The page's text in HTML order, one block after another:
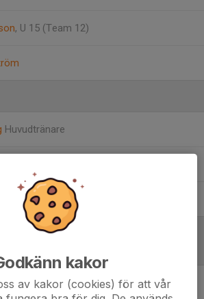
, U 15 (Team 12)
Huvudtränare
Materialare
Inget referat skrivet
kakor
av kakor (cookies) för att vår